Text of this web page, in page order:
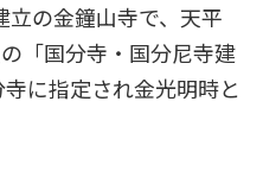
の金鐘山寺で、天平
「国分寺・国分尼寺建
に指定され金光明時と